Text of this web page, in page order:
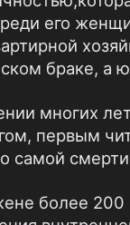
его
браке, а
многих
первым
самой
более 200